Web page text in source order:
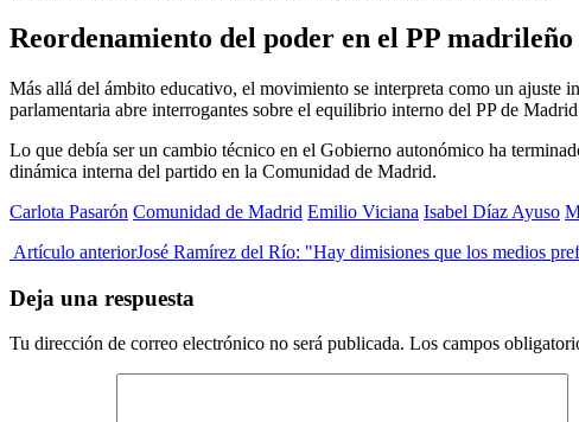
Reordenamiento del poder en el PP madrileño
Más allá del ámbito educativo, el movimiento se interpreta como un ajuste
parlamentaria abre interrogantes sobre el equilibrio interno del PP de
Lo que debía ser un cambio técnico en el Gobierno autonómico ha
dinámica interna del partido en la Comunidad de Madrid.
Carlota Pasarón Comunidad de Madrid Emilio Viciana Isabel Díaz Ayuso
Artículo anteriorJosé Ramírez del Río: "Hay dimisiones que los medios
Deja una respuesta
Tu dirección de correo electrónico no será publicada. Los campos